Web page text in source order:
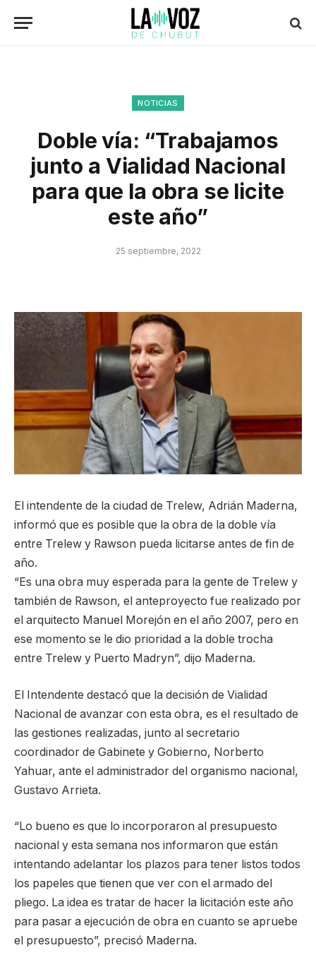
NOTICIAS
Doble vía: “Trabajamos
junto a Vialidad Nacional
para que la obra se licite
este año”
25 septiembre, 2022
El intendente de la ciudad de Trelew, Adrián Maderna,
informó que es posible que la obra de la doble vía
entre Trelew y Rawson pueda licitarse antes de fin de
año.
“Es una obra muy esperada para la gente de Trelew y
también de Rawson, el anteproyecto fue realizado por
el arquitecto Manuel Morejón en el año 2007, pero en
ese momento se le dio prioridad a la doble trocha
entre Trelew y Puerto Madryn”, dijo Maderna.
El Intendente destacó que la decisión de Vialidad
Nacional de avanzar con esta obra, es el resultado de
las gestiones realizadas, junto al secretario
coordinador de Gabinete y Gobierno, Norberto
Yahuar, ante el administrador del organismo nacional,
Gustavo Arrieta.
“Lo bueno es que lo incorporaron al presupuesto
nacional y esta semana nos informaron que están
intentando adelantar los plazos para tener listos todos
los papeles que tienen que ver con el armado del
pliego. La idea es tratar de hacer la licitación este año
para pasar a ejecución de obra en cuanto se apruebe
el presupuesto”, precisó Maderna.